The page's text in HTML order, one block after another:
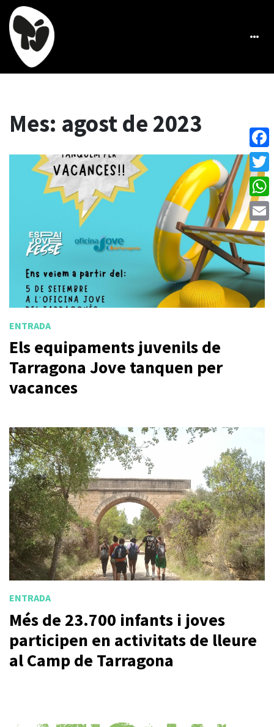
Mes: agost de 2023
ENTRADA
Els equipaments juvenils de
Tarragona Jove tanquen per
vacances
ENTRADA
Més de 23.700 infants i joves
participen en activitats de lleure
al Camp de Tarragona